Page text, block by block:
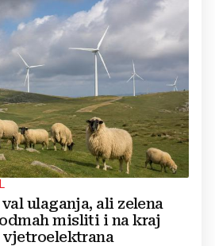
ulaganja, ali zelena
misliti i na kraj